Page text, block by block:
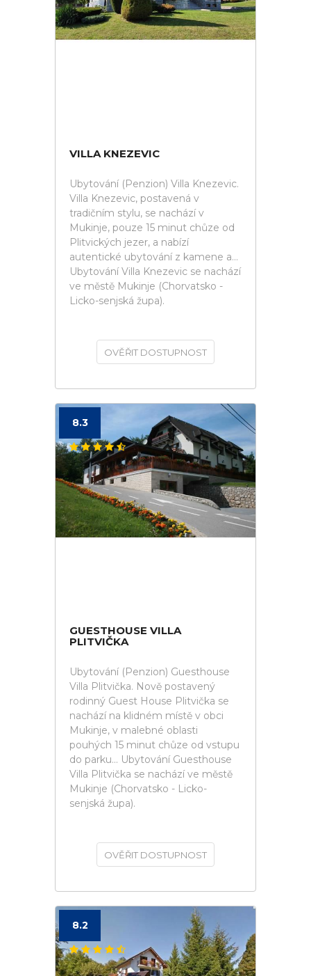
VILLA KNEZEVIC
Ubytování (Penzion) Villa Knezevic.
Villa Knezevic, postavená v
tradičním stylu, se nachází v
Mukinje, pouze 15 minut chůze od
Plitvických jezer, a nabízí
autentické ubytování z kamene a...
Ubytování Villa Knezevic se nachází
ve městě Mukinje (Chorvatsko -
Licko-senjská župa).
OVĚŘIT DOSTUPNOST
8.3
GUESTHOUSE VILLA
PLITVIČKA
Ubytování (Penzion) Guesthouse
Villa Plitvička. Nově postavený
rodinný Guest House Plitvička se
nachází na klidném místě v obci
Mukinje, v malebné oblasti
pouhých 15 minut chůze od vstupu
do parku... Ubytování Guesthouse
Villa Plitvička se nachází ve městě
Mukinje (Chorvatsko - Licko-
senjská župa).
OVĚŘIT DOSTUPNOST
8.2